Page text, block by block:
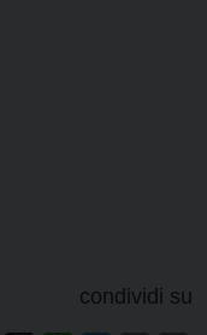
condividi su